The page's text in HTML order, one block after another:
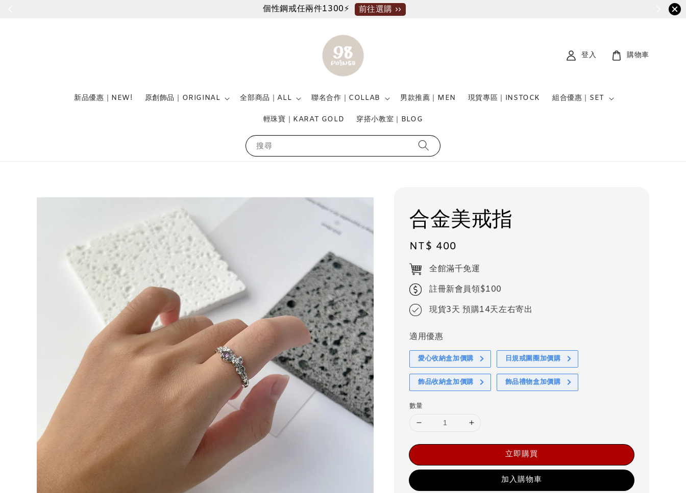
個性鋼戒任兩件1300⚡ 前往選購 ››
搜尋
新品優惠｜NEW! 原創飾品｜ORIGINAL 全部商品｜ALL 聯名合作｜COLLAB 男款推薦｜MEN 現貨專區｜INSTOCK 組合優惠｜SET
輕珠寶｜KARAT GOLD 穿搭小教室｜BLOG
登入 購物車
合金美戒指
Regular
price
NT$ 400
全館滿千免運
註冊新會員領$100
現貨3天 預購14天左右寄出
適用優惠
愛心收納盒加價購 日規戒圍圈加價購
飾品收納盒加價購 飾品禮物盒加價購
數量
立即購買
加入購物車